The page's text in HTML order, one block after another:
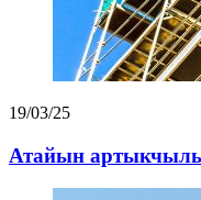
19/03/25
Атайын